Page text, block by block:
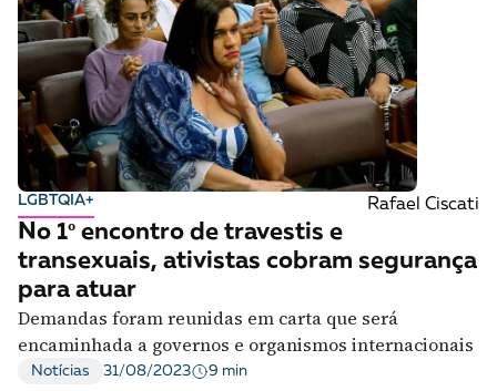
LGBTQIA+ Rafael Ciscati
No 1º encontro de travestis e
transexuais, ativistas cobram segurança
para atuar
Demandas foram reunidas em carta que será
encaminhada a governos e organismos internacionais
Notícias 31/08/2023 9 min